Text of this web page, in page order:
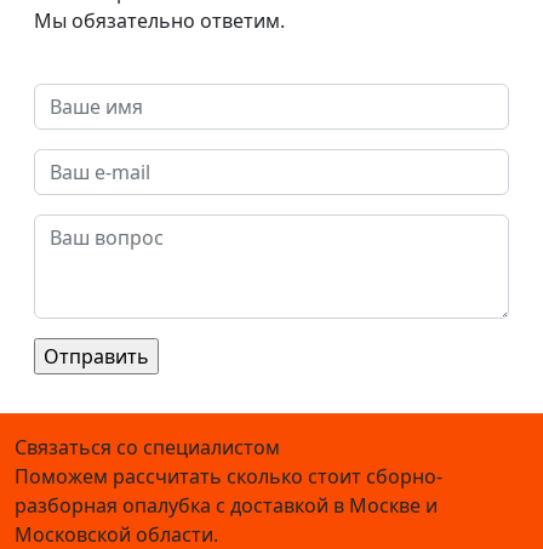
Мы обязательно ответим.
Связаться со специалистом
Поможем рассчитать сколько стоит сборно-
разборная опалубка с доставкой в Москве и
Московской области.